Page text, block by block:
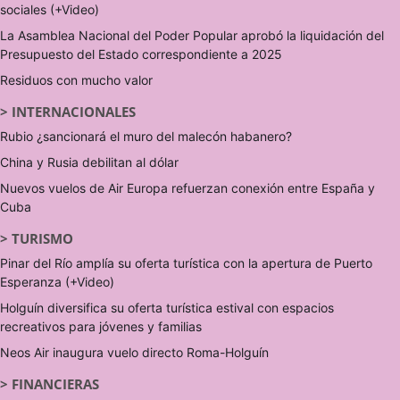
sociales (+Video)
La Asamblea Nacional del Poder Popular aprobó la liquidación del
Presupuesto del Estado correspondiente a 2025
Residuos con mucho valor
> INTERNACIONALES
Rubio ¿sancionará el muro del malecón habanero?
China y Rusia debilitan al dólar
Nuevos vuelos de Air Europa refuerzan conexión entre España y
Cuba
> TURISMO
Pinar del Río amplía su oferta turística con la apertura de Puerto
Esperanza (+Video)
Holguín diversifica su oferta turística estival con espacios
recreativos para jóvenes y familias
Neos Air inaugura vuelo directo Roma-Holguín
> FINANCIERAS